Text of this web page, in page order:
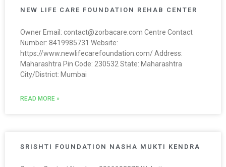
NEW LIFE CARE FOUNDATION REHAB CENTER
Owner Email: contact@zorbacare.com Centre Contact
Number: 8419985731 Website:
https://www.newlifecarefoundation.com/ Address:
Maharashtra Pin Code: 230532 State: Maharashtra
City/District: Mumbai
READ MORE »
SRISHTI FOUNDATION NASHA MUKTI KENDRA